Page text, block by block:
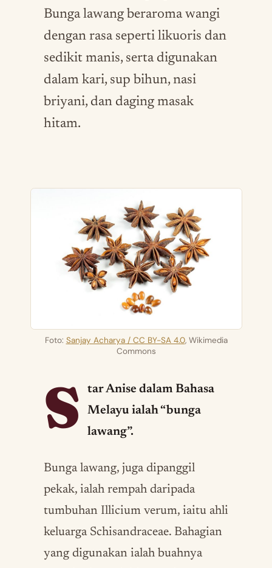
Bunga lawang beraroma wangi
dengan rasa seperti likuoris dan
sedikit manis, serta digunakan
dalam kari, sup bihun, nasi
briyani, dan daging masak
hitam.
Foto: Sanjay Acharya / CC BY-SA 4.0, Wikimedia
Commons
S
tar Anise dalam Bahasa
Melayu ialah “bunga
lawang”.
Bunga lawang, juga dipanggil
pekak, ialah rempah daripada
tumbuhan Illicium verum, iaitu ahli
keluarga Schisandraceae. Bahagian
yang digunakan ialah buahnya